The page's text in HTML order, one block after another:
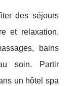
des séjours
et relaxation.
bains
soin. Partir
un hôtel spa